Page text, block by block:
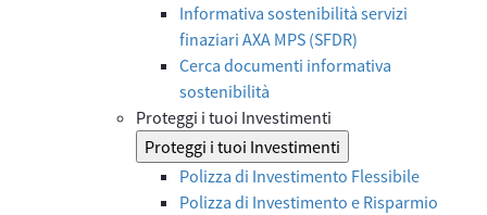
Informativa sostenibilità servizi
finaziari AXA MPS (SFDR)
Cerca documenti informativa
sostenibilità
Proteggi i tuoi Investimenti
Proteggi i tuoi Investimenti
Polizza di Investimento Flessibile
Polizza di Investimento e Risparmio